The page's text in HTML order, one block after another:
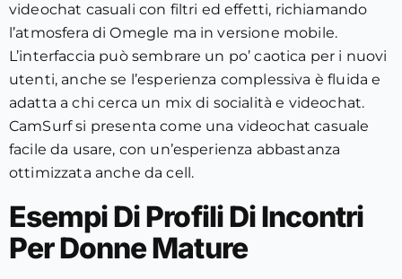
videochat casuali con filtri ed effetti, richiamando
l’atmosfera di Omegle ma in versione mobile.
L’interfaccia può sembrare un po’ caotica per i nuovi
utenti, anche se l’esperienza complessiva è fluida e
adatta a chi cerca un mix di socialità e videochat.
CamSurf si presenta come una videochat casuale
facile da usare, con un’esperienza abbastanza
ottimizzata anche da cell.
Esempi Di Profili Di Incontri
Per Donne Mature